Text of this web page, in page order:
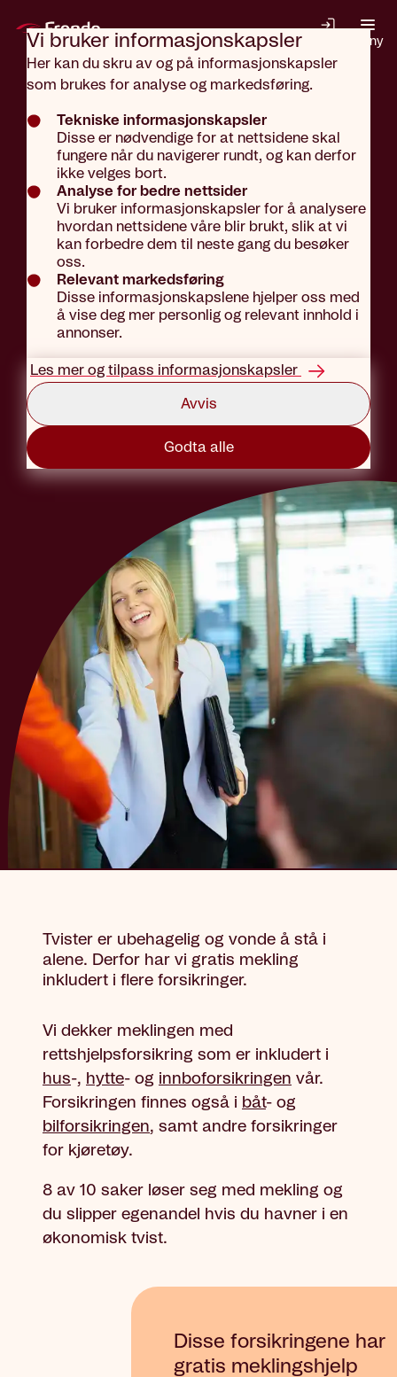
Vi bruker informasjons­kapsler
Her kan du skru av og på informasjonskapsler
som brukes for analyse og markedsføring.
Tekniske informasjonskapsler
Disse er nødvendige for at nettsidene skal
fungere når du navigerer rundt, og kan derfor
ikke velges bort.
Analyse for bedre nettsider
Vi bruker informasjonskapsler for å analysere
hvordan nettsidene våre blir brukt, slik at vi
kan forbedre dem til neste gang du besøker
oss.
Relevant markedsføring
Disse informasjonskapslene hjelper oss med
å vise deg mer personlig og relevant innhold i
annonser.
Les mer og tilpass informasjonskapsler
Avvis
Godta alle
Gå til hovedinnhold
Meny
Aktuelt Aktuelt
Du står aldri
alene i en
tvist
Tvister er ubehagelig og vonde å stå i
alene. Derfor har vi gratis mekling
inkludert i flere forsikringer.
Vi dekker meklingen med
rettshjelpsforsikring som er inkludert i
hus-, hytte- og innboforsikringen vår.
Forsikringen finnes også i båt- og
bilforsikringen, samt andre forsikringer
for kjøretøy.
8 av 10 saker løser seg med mekling og
du slipper egenandel hvis du havner i en
økonomisk tvist.
Disse forsikringene har
gratis meklingshjelp